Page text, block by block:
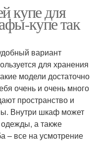
купе для
купе так
вариант
для хранения
модели достаточно
очень и очень много
пространство и
Внутри шкаф может
а также
– все на усмотрение